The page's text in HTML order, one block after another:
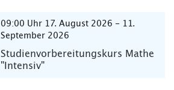
09:00 Uhr 17. August 2026 - 11.
September 2026
Studienvorbereitungskurs Mathe
"Intensiv"